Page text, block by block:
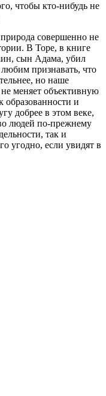
чтобы кто-нибудь не
совершенно не
В Торе, в книге
сын Адама, убил
признавать, что
но наше
меняет объективную
образованности и
добрее в этом веке,
людей по-прежнему
так и
угодно, если увидят в